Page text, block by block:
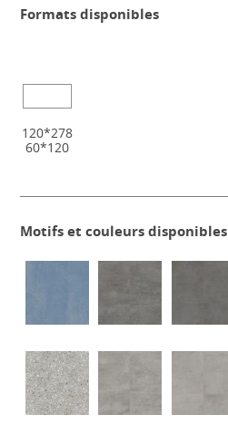
Formats disponibles
120*278
60*120
Motifs et couleurs disponibles